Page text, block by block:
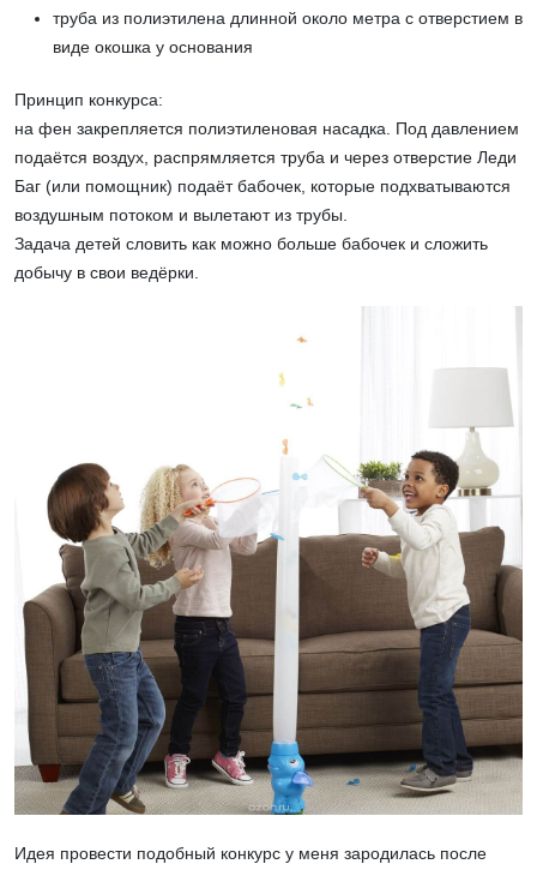
труба из полиэтилена длинной около метра с отверстием в
виде окошка у основания
Принцип конкурса:
на фен закрепляется полиэтиленовая насадка. Под давлением
подаётся воздух, распрямляется труба и через отверстие Леди
Баг (или помощник) подаёт бабочек, которые подхватываются
воздушным потоком и вылетают из трубы.
Задача детей словить как можно больше бабочек и сложить
добычу в свои ведёрки.
Идея провести подобный конкурс у меня зародилась после